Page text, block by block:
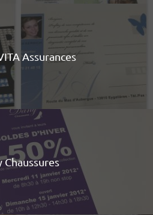
Assurances
Chaussures